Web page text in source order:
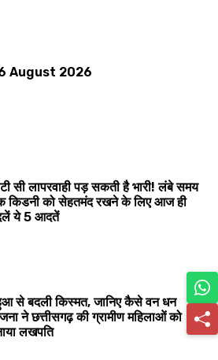
August 2026
सी लापरवाही पड़ सकती है भारी! लंबे समय
किडनी को सेहतमंद रखने के लिए आज ही
ये 5 आदतें
से बदली किस्मत, जानिए कैसे वन धन
ने छत्तीसगढ़ की ग्रामीण महिलाओं को
लखपति